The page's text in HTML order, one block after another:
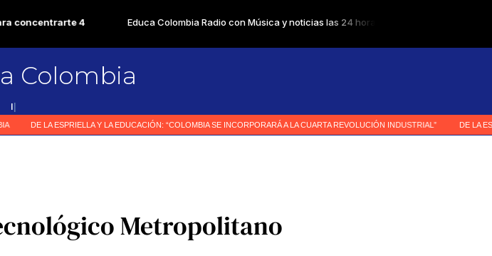
Colombia
me
Metropolitano